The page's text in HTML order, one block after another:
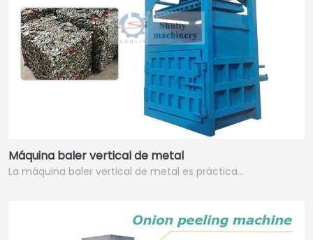
Máquina baler vertical de metal
La máquina baler vertical de metal es práctica…